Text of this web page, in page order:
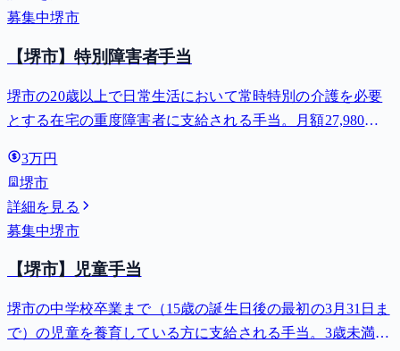
募集中堺市
【堺市】特別障害者手当
堺市の20歳以上で日常生活において常時特別の介護を必要
とする在宅の重度障害者に支給される手当。月額27,980
3万円
堺市
詳細を見る
募集中堺市
【堺市】児童手当
堺市の中学校卒業まで（15歳の誕生日後の最初の3月31日ま
で）の児童を養育している方に支給される手当。3歳未満は